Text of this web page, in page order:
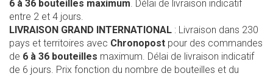
6 à 36 bouteilles maximum. Délai de livraison indicatif
entre 2 et 4 jours.
LIVRAISON GRAND INTERNATIONAL : Livraison dans 230
pays et territoires avec Chronopost pour des commandes
de 6 à 36 bouteilles maximum. Délai de livraison indicatif
de 6 jours. Prix fonction du nombre de bouteilles et du